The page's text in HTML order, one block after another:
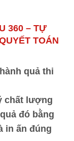
360 – TỰ
TOÁN
quả thi
chất lượng
đó bằng
in ấn đúng